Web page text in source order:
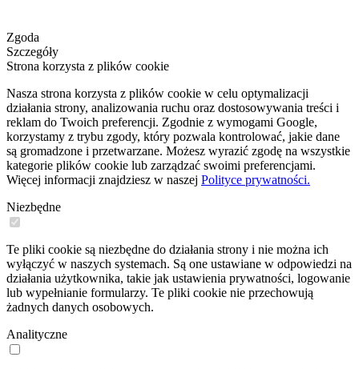
Zgoda
Szczegóły
Strona korzysta z plików cookie
Nasza strona korzysta z plików cookie w celu optymalizacji
działania strony, analizowania ruchu oraz dostosowywania treści i
reklam do Twoich preferencji. Zgodnie z wymogami Google,
korzystamy z trybu zgody, który pozwala kontrolować, jakie dane
są gromadzone i przetwarzane. Możesz wyrazić zgodę na wszystkie
kategorie plików cookie lub zarządzać swoimi preferencjami.
Więcej informacji znajdziesz w naszej Polityce prywatności.
Niezbędne
Te pliki cookie są niezbędne do działania strony i nie można ich
wyłączyć w naszych systemach. Są one ustawiane w odpowiedzi na
działania użytkownika, takie jak ustawienia prywatności, logowanie
lub wypełnianie formularzy. Te pliki cookie nie przechowują
żadnych danych osobowych.
Analityczne